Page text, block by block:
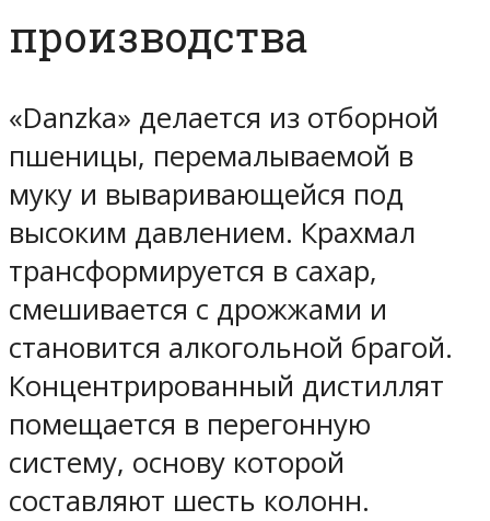
производства
«Danzka» делается из отборной
пшеницы, перемалываемой в
муку и вываривающейся под
высоким давлением. Крахмал
трансформируется в сахар,
смешивается с дрожжами и
становится алкогольной брагой.
Концентрированный дистиллят
помещается в перегонную
систему, основу которой
составляют шесть колонн.